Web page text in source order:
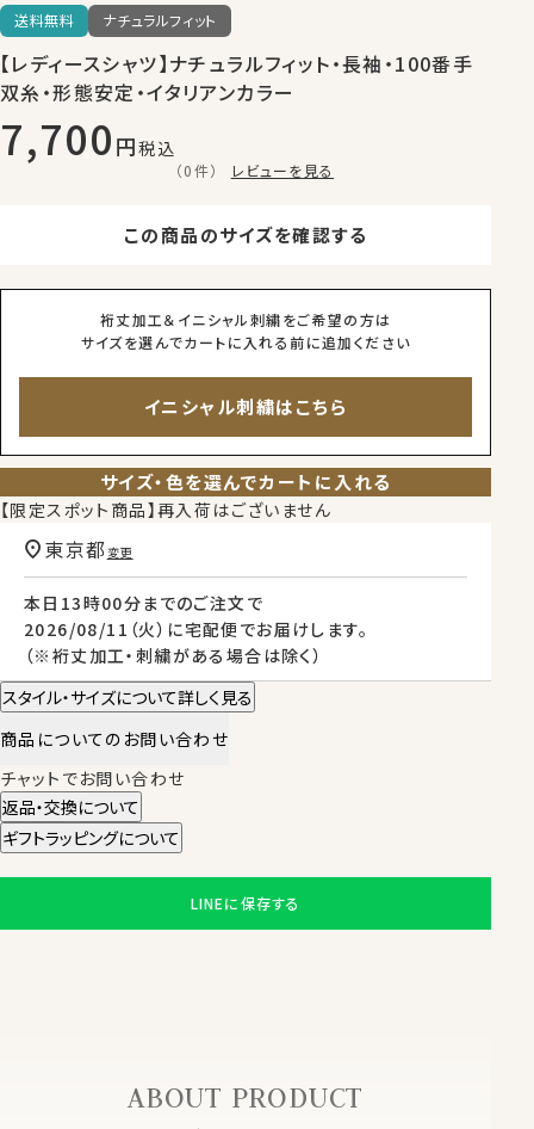
送料無料 ナチュラルフィット
【レディースシャツ】ナチュラルフィット・長袖・100番手
双糸・形態安定・イタリアンカラー
7,700 税込
（0件） レビューを見る
この商品のサイズを確認する
裄丈加工＆イニシャル刺繍をご希望の方は
サイズを選んでカートに入れる前に追加ください
イニシャル刺繍はこちら
サイズ・色を選んでカートに入れる
【限定スポット商品】再入荷はございません
本日 13時00分までのご注文で
2026/08/11（火） に宅配便 でお届けします。
（※裄丈加工・刺繍がある場合は除く）
東京都変更
スタイル・サイズについて詳しく見る
商品についてのお問い合わせ
チャットでお問い合わせ
返品・交換について
ギフトラッピングについて
LINEに保存する
ABOUT PRODUCT